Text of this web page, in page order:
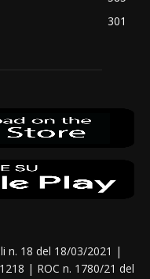
301
n. 18 del 18/03/2021 |
| ROC n. 1780/21 del